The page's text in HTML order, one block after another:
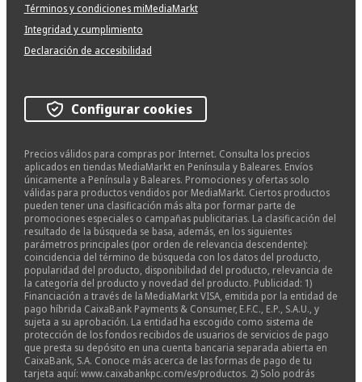
Términos y condiciones miMediaMarkt
Integridad y cumplimiento
Declaración de accesibilidad
Configurar cookies
Precios válidos para compras por Internet. Consulta los precios
aplicados en tiendas MediaMarkt en Península y Baleares. Envíos
únicamente a Península y Baleares. Promociones y ofertas solo
válidas para productos vendidos por MediaMarkt. Ciertos productos
pueden tener una clasificación más alta por formar parte de
promociones especiales o campañas publicitarias. La clasificación del
resultado de la búsqueda se basa, además, en los siguientes
parámetros principales (por orden de relevancia descendente):
coincidencia del término de búsqueda con los datos del producto,
popularidad del producto, disponibilidad del producto, relevancia de
la categoría del producto y novedad del producto. Publicidad: 1)
Financiación a través de la MediaMarkt VISA, emitida por la entidad de
pago híbrida CaixaBank Payments & Consumer, E.F.C., E.P., S.A.U., y
sujeta a su aprobación. La entidad ha escogido como sistema de
protección de los fondos recibidos de usuarios de servicios de pago
que presta su depósito en una cuenta bancaria separada abierta en
CaixaBank, S.A. Conoce más acerca de las formas de pago de tu
tarjeta aquí: www.caixabankpc.com/es/productos. 2) Solo podrás